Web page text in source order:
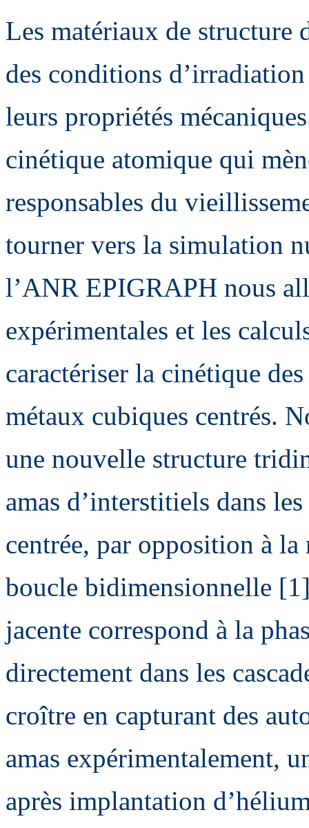
Les matériaux de structure
des conditions
leurs propriétés
cinétique atomique qui
responsables du
tourner vers la simulation
l’ANR EPIGRAPH nous
expérimentales et les
caractériser la cinétique
métaux cubiques centrés.
une nouvelle structure
amas d’interstitiels dans
centrée, par opposition à
boucle bidimensionnelle
jacente correspond à la
directement dans les
croître en capturant des
amas expérimentalement,
après implantation